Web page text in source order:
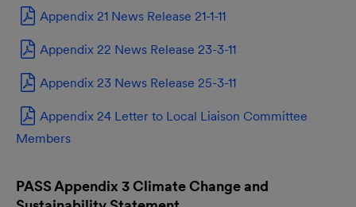
Appendix 21 News Release 21-1-11
Appendix 22 News Release 23-3-11
Appendix 23 News Release 25-3-11
Appendix 24 Letter to Local Liaison Committee
Members
PASS Appendix 3 Climate Change and